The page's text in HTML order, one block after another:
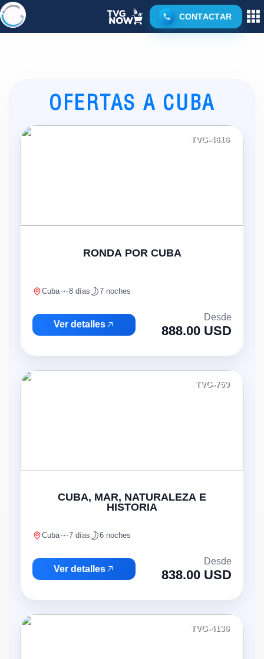
CONTACTAR
OFERTAS A CUBA
TVG-4616
RONDA POR CUBA
Cuba 8 días 7 noches
Ver detalles
Desde
888.00 USD
TVG-759
CUBA, MAR, NATURALEZA E
HISTORIA
Cuba 7 días 6 noches
Ver detalles
Desde
838.00 USD
TVG-4136